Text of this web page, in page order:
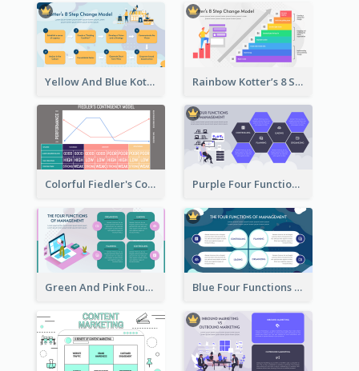
Yellow And Blue Kotter’s 8 Step Change Model Strategic Analysis Rainbow Kotter’s 8 Step Change Model Strategic Analysis
Colorful Fiedler's Contingency Theory Strategic Analysis Purple Four Functions Of Management Strategic Analysis
Green And Pink Four Functions Of Management Strategic Analysis Blue Four Functions Of Management Strategic Analysis